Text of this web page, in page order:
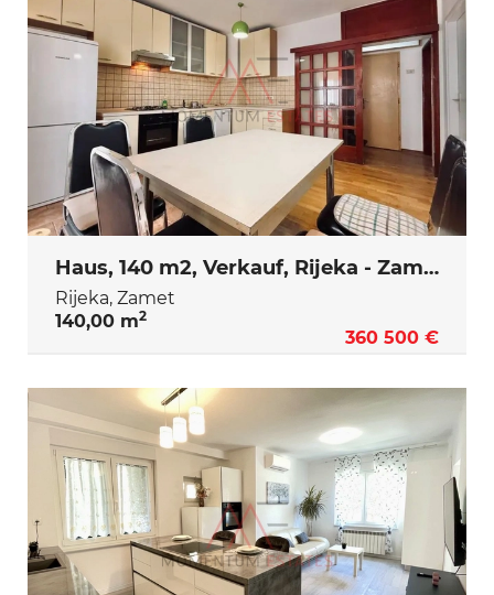
Haus, 140 m2, Verkauf, Rijeka - Zamet
Rijeka, Zamet
140,00 m2
360 500 €